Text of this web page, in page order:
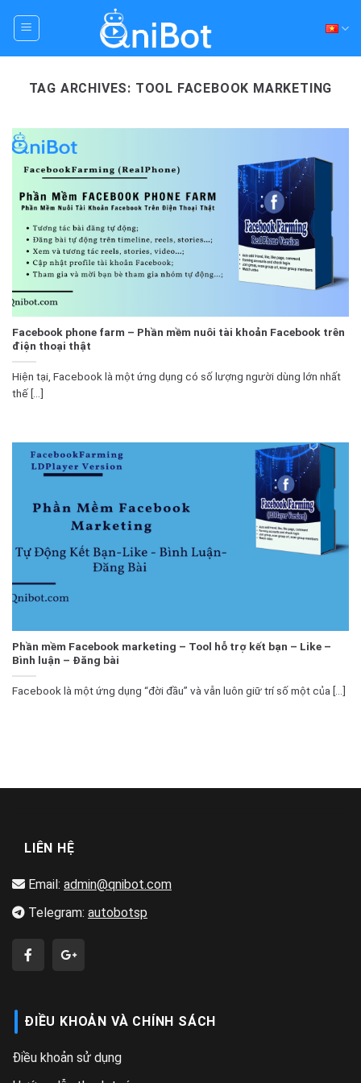
TAG ARCHIVES: TOOL FACEBOOK MARKETING
Facebook phone farm – Phần mềm nuôi tài khoản Facebook trên
điện thoại thật
Hiện tại, Facebook là một ứng dụng có số lượng người dùng lớn nhất
thế [...]
Phần mềm Facebook marketing – Tool hỗ trợ kết bạn – Like –
Bình luận – Đăng bài
Facebook là một ứng dụng “đời đầu” và vẫn luôn giữ trí số một của [...]
LIÊN HỆ
Email: admin@qnibot.com
Telegram: autobotsp
ĐIỀU KHOẢN VÀ CHÍNH SÁCH
Điều khoản sử dụng